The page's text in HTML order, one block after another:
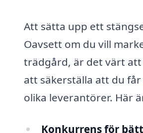
Att sätta upp ett
Oavsett om du vill
trädgård, är det värt
att säkerställa att du
olika leverantörer. Här
Konkurrens för